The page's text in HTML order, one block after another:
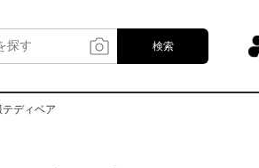
検索
ディベア